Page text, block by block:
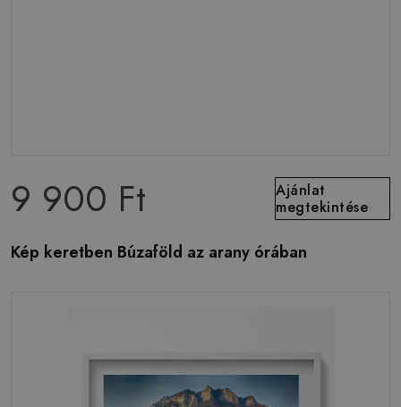
9 900 Ft
Ajánlat
megtekintése
Kép keretben Búzaföld az arany órában